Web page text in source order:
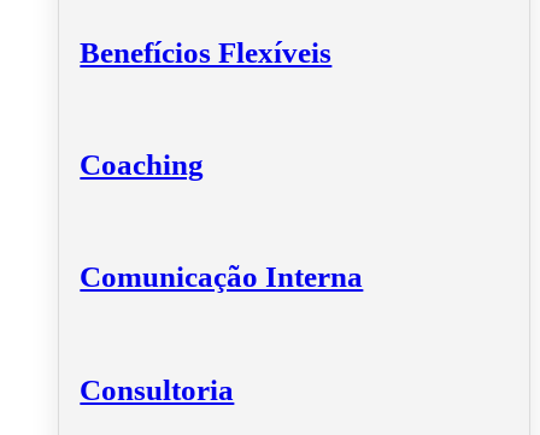
Benefícios Flexíveis
Coaching
Comunicação Interna
Consultoria